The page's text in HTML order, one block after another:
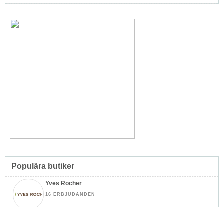
Populära butiker
Yves Rocher
16 ERBJUDANDEN